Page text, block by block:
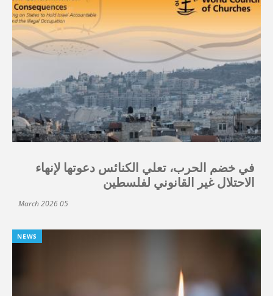
في خضم الحرب، تعلي الكنائس دعوتها لإنهاء
الاحتلال غير القانوني لفلسطين
05 March 2026
NEWS